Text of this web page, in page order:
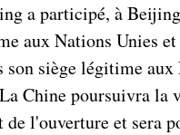
a participé, à
aux Nations Unies
siège légitime
Chine poursuivra la
l'ouverture et sera